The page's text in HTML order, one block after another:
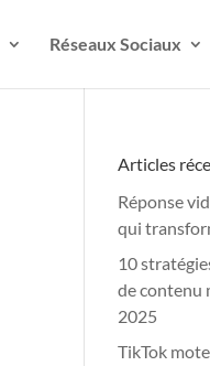
Réseaux Sociaux
Articles
Réponse
qui
10
de contenu
2025
TikTok